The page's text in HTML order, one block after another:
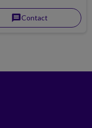
messageContact